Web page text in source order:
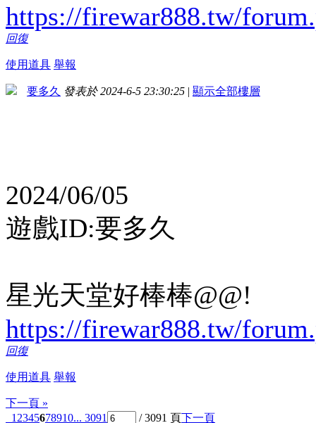
https://firewar888.tw/
回復
使用道具 舉報
要多久 發表於 2024-6-5 23:30:25 | 顯示全部樓層
2024/06/05
遊戲ID:要多久
星光天堂好棒棒@@!
https://firewar888.tw/
回復
使用道具 舉報
下一頁 »
1 2345678910... 3091 / 3091 頁下一頁